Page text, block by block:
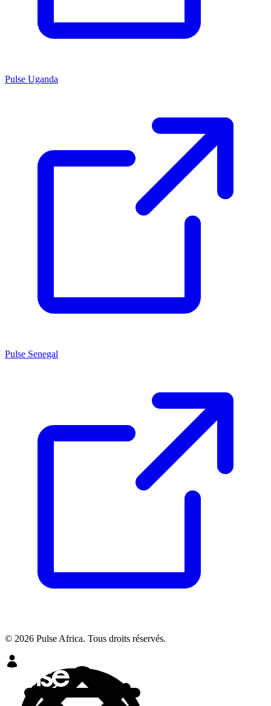
Pulse Uganda
Pulse Senegal
© 2026 Pulse Africa. Tous droits réservés.